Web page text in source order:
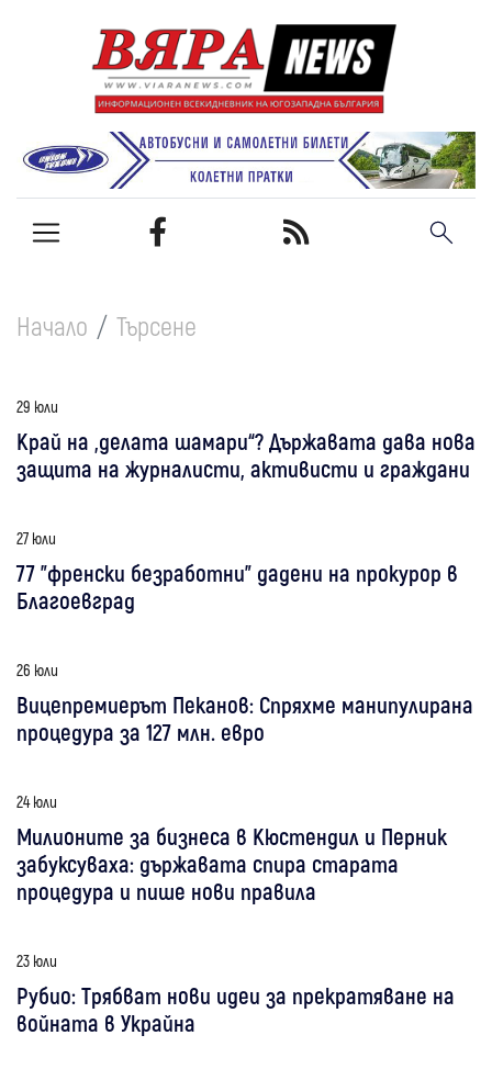
Начало Търсене
29 юли
Край на „делата шамари“? Държавата дава нова
защита на журналисти, активисти и граждани
27 юли
77 "френски безработни" дадени на прокурор в
Благоевград
26 юли
Вицепремиерът Пеканов: Спряхме манипулирана
процедура за 127 млн. евро
24 юли
Милионите за бизнеса в Кюстендил и Перник
забуксуваха: държавата спира старата
процедура и пише нови правила
23 юли
Рубио: Трябват нови идеи за прекратяване на
войната в Украйна